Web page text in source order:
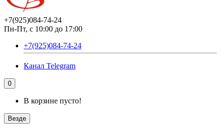
+7(925)084-74-24
Пн-Пт, с 10:00 до 17:00
+7(925)084-74-24
Канал Telegram
0
В корзине пусто!
Везде